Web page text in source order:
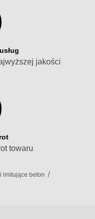
jakości
towaru
imitujące beton /